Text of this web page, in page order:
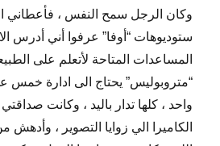
وكان الرجل سمح النفس ، فأعطاني
ستوديوهات “أوفا” عرفوا أني أدرس
المساعدات المتاحة لأتعلم على
“متروبوليس” يحتاج الى ادارة
واحد ، كلها تدار باليد ، وكانت
الكاميرا الي زوايا التصوير ، وأدهش